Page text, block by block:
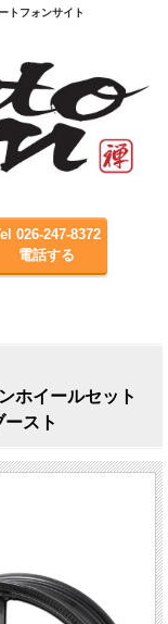
トフォンサイト
026-247-8372
電話する
ホイールセット
スト